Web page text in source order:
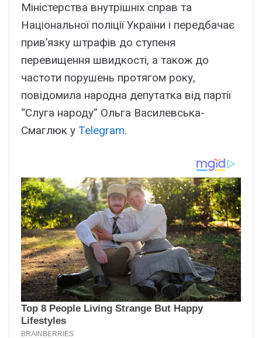
Міністерства внутрішніх справ та
Національної поліції України і передбачає
прив’язку штрафів до ступеня
перевищення швидкості, а також до
частоти порушень протягом року,
повідомила народна депутатка від партії
“Слуга народу” Ольга Василевська-
Смаглюк у Telegram.